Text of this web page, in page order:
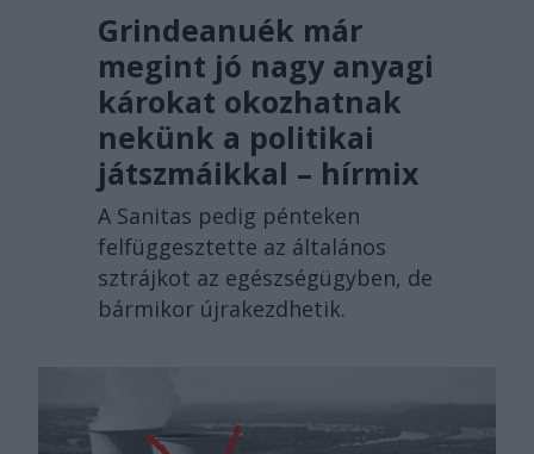
Grindeanuék már
megint jó nagy anyagi
károkat okozhatnak
nekünk a politikai
játszmáikkal – hírmix
A Sanitas pedig pénteken
felfüggesztette az általános
sztrájkot az egészségügyben, de
bármikor újrakezdhetik.